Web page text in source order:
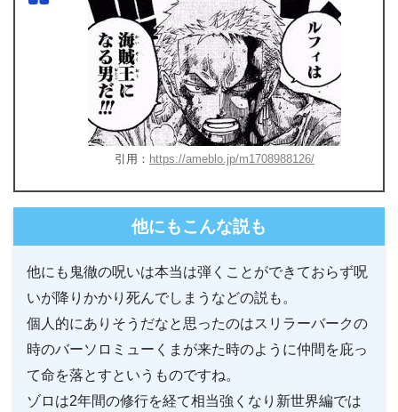
引用： https://ameblo.jp/m1708988126/
他にもこんな説も
他にも鬼徹の呪いは本当は弾くことができておらず呪
いが降りかかり死んでしまうなどの説も。
個人的にありそうだなと思ったのはスリラーバークの
時のバーソロミューくまが来た時のように仲間を庇っ
て命を落とすというものですね。
ゾロは2年間の修行を経て相当強くなり新世界編では